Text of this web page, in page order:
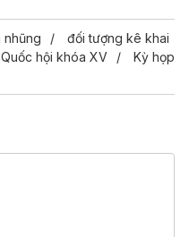
nhũng
đối tượng kê khai
Quốc hội khóa XV
Kỳ họp